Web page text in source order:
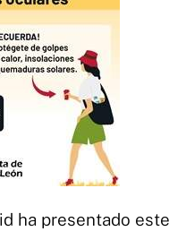
ha presentado este